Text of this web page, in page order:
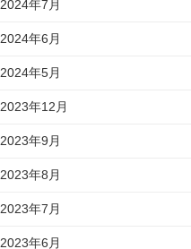
2024年7月
2024年6月
2024年5月
2023年12月
2023年9月
2023年8月
2023年7月
2023年6月